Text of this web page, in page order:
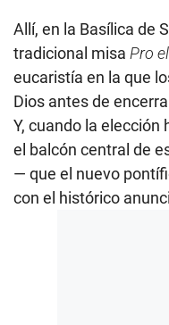
Allí, en la Basílica de
tradicional misa Pro
eucaristía en la que
Dios antes de
Y, cuando la elección
el balcón central de
— que el nuevo
con el histórico